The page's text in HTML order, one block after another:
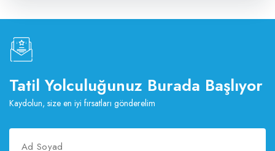
Tatil Yolculuğunuz Burada Başlıyor
Kaydolun, size en iyi fırsatları gönderelim